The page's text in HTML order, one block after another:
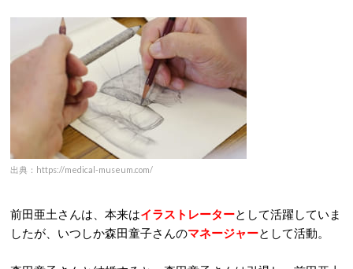
出典：https://medical-museum.com/
前田亜土さんは、本来はイラストレーターとして活躍していま
したが、いつしか森田童子さんのマネージャーとして活動。